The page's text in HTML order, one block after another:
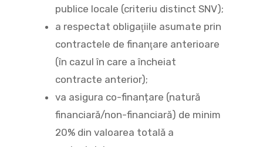
publice locale (criteriu distinct SNV);
a respectat obligaţiile asumate prin
contractele de finanţare anterioare
(în cazul în care a încheiat
contracte anterior);
va asigura co-finanțare (natură
financiară/non-financiară) de minim
20% din valoarea totală a